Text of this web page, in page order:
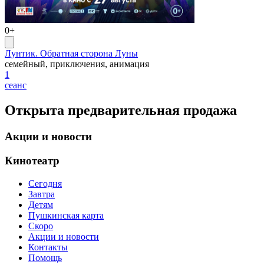
0+
Лунтик. Обратная сторона Луны
семейный, приключения, анимация
1
сеанс
Открыта предварительная продажа
Акции и новости
Кинотеатр
Сегодня
Завтра
Детям
Пушкинская карта
Скоро
Акции и новости
Контакты
Помощь